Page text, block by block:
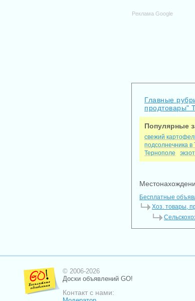
Реклама Google
Главные
продтовары"
Популярные
свежий
подсолнечника в
Тернополе
Бесплатные
Хоз. товары,
© 2006-2026
Доски объявлений GO!
Контакт с нами: